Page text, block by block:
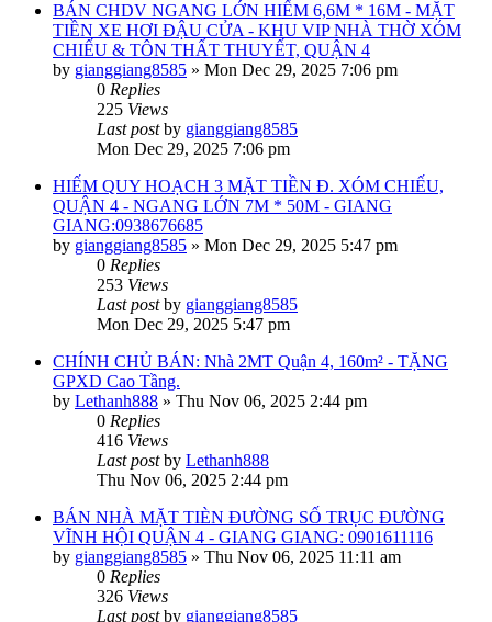
BÁN CHDV NGANG LỚN HIẾM 6,6M * 16M - MẶT
TIỀN XE HƠI ĐẬU CỬA - KHU VIP NHÀ THỜ XÓM
CHIẾU & TÔN THẤT THUYẾT, QUẬN 4
by gianggiang8585 » Mon Dec 29, 2025 7:06 pm
0 Replies
225 Views
Last postby gianggiang8585
Mon Dec 29, 2025 7:06 pm
HIẾM QUY HOẠCH 3 MẶT TIỀN Đ. XÓM CHIẾU,
QUẬN 4 - NGANG LỚN 7M * 50M - GIANG
GIANG:0938676685
by gianggiang8585 » Mon Dec 29, 2025 5:47 pm
0 Replies
253 Views
Last postby gianggiang8585
Mon Dec 29, 2025 5:47 pm
CHÍNH CHỦ BÁN: Nhà 2MT Quận 4, 160m² - TẶNG
GPXD Cao Tầng.
by Lethanh888 » Thu Nov 06, 2025 2:44 pm
0 Replies
416 Views
Last postby Lethanh888
Thu Nov 06, 2025 2:44 pm
BÁN NHÀ MẶT TIÈN ĐƯỜNG SỐ TRỤC ĐƯỜNG
VĨNH HỘI QUẬN 4 - GIANG GIANG: 0901611116
by gianggiang8585 » Thu Nov 06, 2025 11:11 am
0 Replies
326 Views
Last postby gianggiang8585